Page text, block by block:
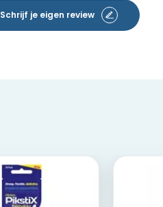
Schrijf je eigen review